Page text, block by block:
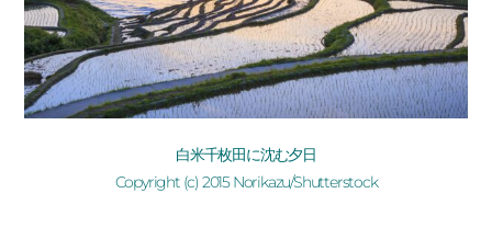
白米千枚田に沈む夕日
Copyright (c) 2015 Norikazu/Shutterstock